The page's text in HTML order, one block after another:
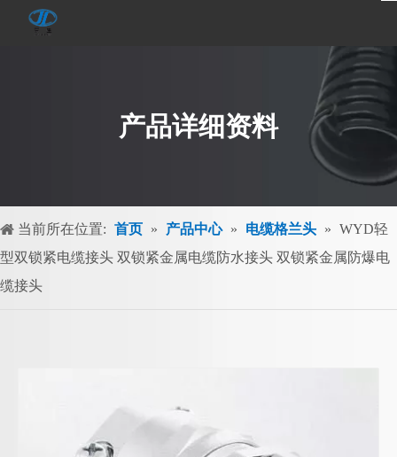
产品详细资料
当前所在位置: 首页 » 产品中心 » 电缆格兰头 » WYD轻
型双锁紧电缆接头 双锁紧金属电缆防水接头 双锁紧金属防爆电
缆接头